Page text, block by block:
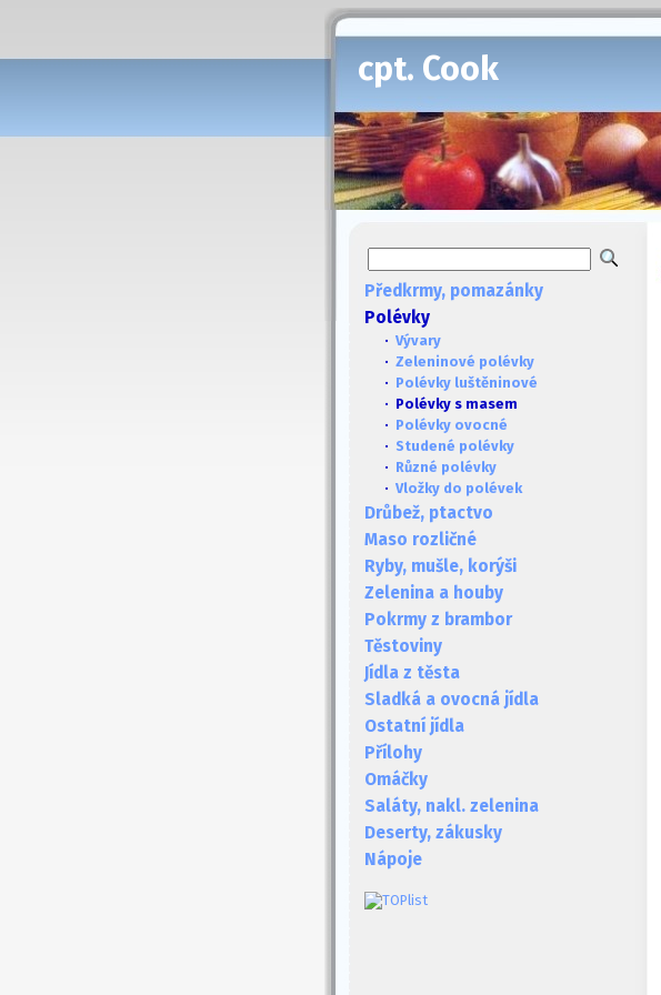
cpt. Cook
Předkrmy, pomazánky
Polévky
· Vývary
· Zeleninové polévky
· Polévky luštěninové
· Polévky s masem
· Polévky ovocné
· Studené polévky
· Různé polévky
· Vložky do polévek
Drůbež, ptactvo
Maso rozličné
Ryby, mušle, korýši
Zelenina a houby
Pokrmy z brambor
Těstoviny
Jídla z těsta
Sladká a ovocná jídla
Ostatní jídla
Přílohy
Omáčky
Saláty, nakl. zelenina
Deserty, zákusky
Nápoje